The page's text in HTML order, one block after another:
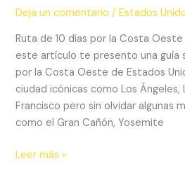
Deja un comentario /Estados
Ruta de 10 días por la Costa
este artículo te presento una guía
por la Costa Oeste de Estados
ciudad icónicas como Los Ángeles,
Francisco pero sin olvidar algunas
como el Gran Cañón, Yosemite
días
la
Costa
Oeste
de
Estados
Unidos
Leer más »